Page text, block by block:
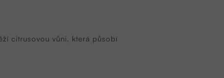
citrusovou vůni, která působí